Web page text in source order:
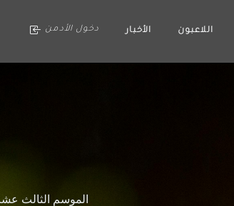
اللاعبون الأخبار دخول الأدمن
الموسم الثالث